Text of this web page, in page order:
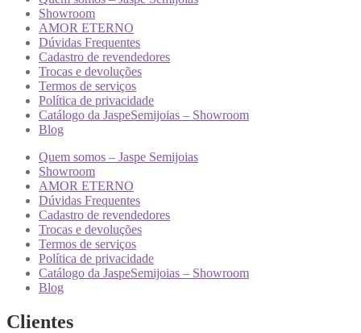
Showroom
AMOR ETERNO
Dúvidas Frequentes
Cadastro de revendedores
Trocas e devoluções
Termos de serviços
Política de privacidade
Catálogo da JaspeSemijoias – Showroom
Blog
Quem somos – Jaspe Semijoias
Showroom
AMOR ETERNO
Dúvidas Frequentes
Cadastro de revendedores
Trocas e devoluções
Termos de serviços
Política de privacidade
Catálogo da JaspeSemijoias – Showroom
Blog
Clientes